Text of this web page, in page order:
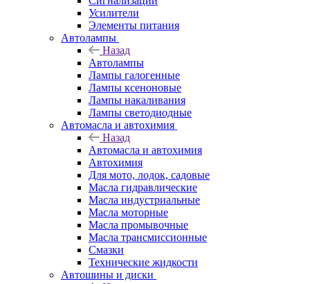
Усилители
Элементы питания
Автолампы
Назад
Автолампы
Лампы галогенные
Лампы ксеноновые
Лампы накаливания
Лампы светодиодные
Автомасла и автохимия
Назад
Автомасла и автохимия
Автохимия
Для мото, лодок, садовые
Масла гидравлические
Масла индустриальные
Масла моторные
Масла промывочные
Масла трансмиссионные
Смазки
Технические жидкости
Автошины и диски